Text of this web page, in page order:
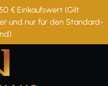
€ Einkaufswert (Gilt
und nur für den Standard-